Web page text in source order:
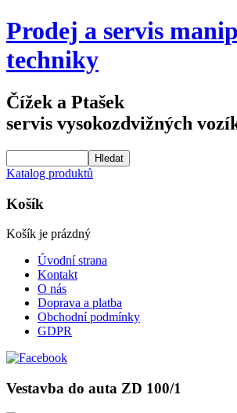
Prodej a servis
techniky
Čížek a Ptašek
servis vysokozdvižných
Katalog produktů
Košík
Košík je prázdný
Úvodní strana
Kontakt
O nás
Doprava a platba
Obchodní podmínky
GDPR
Vestavba do auta ZD 100/1